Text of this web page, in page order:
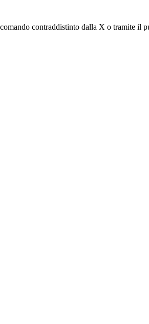
contraddistinto dalla X o tramite il